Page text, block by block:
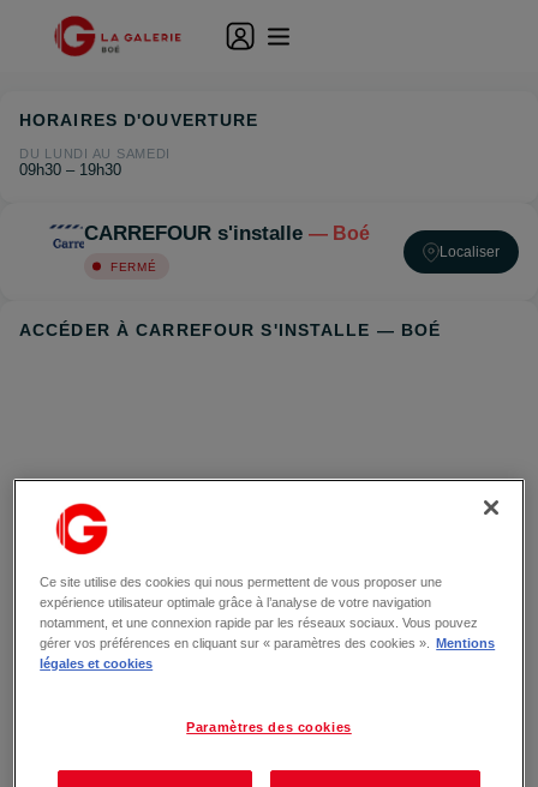
CARREFOUR s'installe — Boé
FERMÉ
Localiser
ACCÉDER À CARREFOUR S'INSTALLE — BOÉ
HORAIRES D'OUVERTURE
DU LUNDI AU SAMEDI
09h30 – 19h30
Ce site utilise des cookies qui nous permettent de vous proposer une
expérience utilisateur optimale grâce à l’analyse de votre navigation
notamment, et une connexion rapide par les réseaux sociaux. Vous pouvez
gérer vos préférences en cliquant sur « paramètres des cookies ».
Mentions
légales et cookies
Paramètres des cookies